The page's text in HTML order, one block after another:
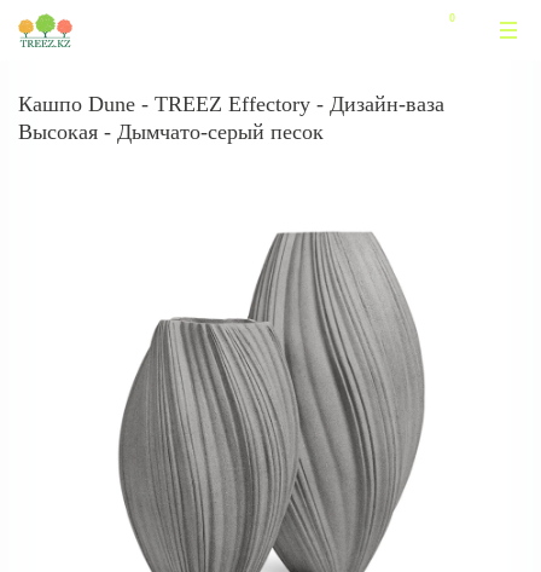
Кашпо Dune - TREEZ Effectory - Дизайн-ваза
Высокая - Дымчато-серый песок